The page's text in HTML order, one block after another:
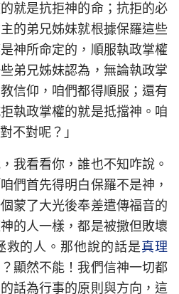
就是抗拒神的命；抗拒的必
的弟兄姊妹就根據保羅這些
神所命定的，順服執政掌權
弟兄姊妹認為，無論執政掌
信仰，咱們都得順服；還有
執政掌權的就是抵擋神。咱
不對呢？」
我看看你，誰也不知咋說。
們首先得明白保羅不是神，
蒙了大光後奉差遣傳福音的
的人一樣，都是被撒但敗壞
救的人。那他說的話是真理
顯然不能！我們信神一切都
話為行事的原則與方向，這